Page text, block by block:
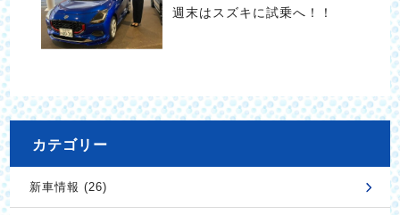
週末はスズキに試乗へ！！
カテゴリー
新車情報 (26)